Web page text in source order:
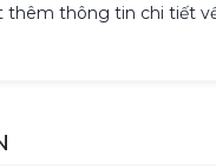
thêm thông tin chi tiết